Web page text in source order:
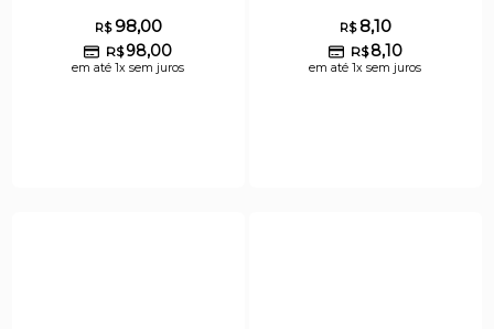
R$98,00
R$98,00
em até 1x sem juros
R$8,10
R$ 8,10
em até 1x sem juros